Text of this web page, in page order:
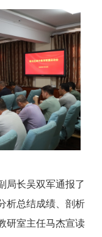
局长吴双军通报了
析总结成绩、剖析
研室主任马杰宣读